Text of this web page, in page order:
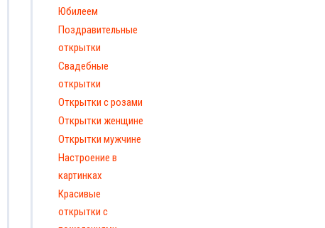
Юбилеем
Поздравительные
открытки
Свадебные
открытки
Открытки с розами
Открытки женщине
Открытки мужчине
Настроение в
картинках
Красивые
открытки с